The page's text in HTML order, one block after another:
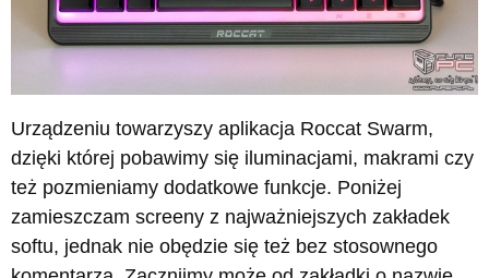
Urządzeniu towarzyszy aplikacja Roccat Swarm,
dzięki której pobawimy się iluminacjami, makrami czy
też pozmieniamy dodatkowe funkcje. Poniżej
zamieszczam screeny z najważniejszych zakładek
softu, jednak nie obędzie się też bez stosownego